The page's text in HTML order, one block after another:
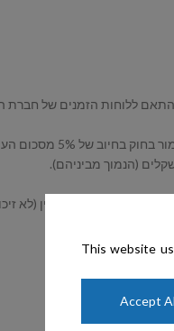
(הנמוך מביניהם)
לא יזוכה המזמין (לא זיכוי
This website
Accept